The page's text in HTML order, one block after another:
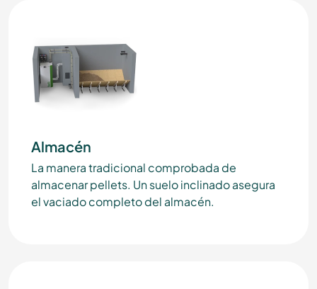
Almacén
La manera tradicional comprobada de
almacenar pellets. Un suelo inclinado asegura
el vaciado completo del almacén.